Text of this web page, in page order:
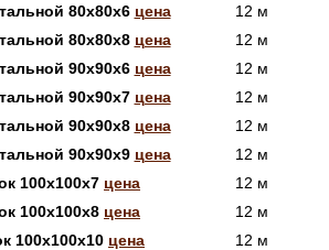
80х80х6 цена 12 м
80х80х8 цена 12 м
90х90х6 цена 12 м
90х90х7 цена 12 м
90х90х8 цена 12 м
90х90х9 цена 12 м
100х100х7 цена 12 м
100х100х8 цена 12 м
100х100х10 цена 12 м